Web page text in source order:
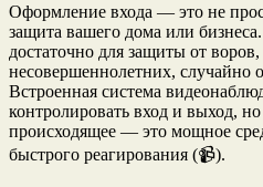
Оформление входа — это не
защита вашего дома или
достаточно для защиты от
несовершеннолетних, случайно
Встроенная система
контролировать вход и выход,
происходящее — это мощное
быстрого реагирования (📹).